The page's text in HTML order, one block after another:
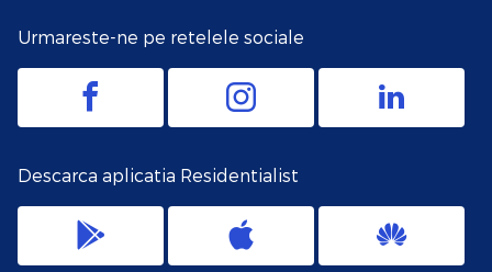
Urmareste-ne pe retelele sociale
Descarca aplicatia Residentialist